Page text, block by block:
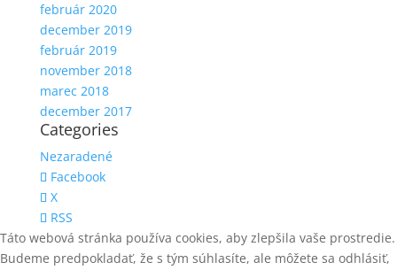
február 2020
december 2019
február 2019
november 2018
marec 2018
december 2017
Categories
Nezaradené
Facebook
X
RSS
Táto webová stránka používa cookies, aby zlepšila vaše prostredie.
Budeme predpokladať, že s tým súhlasíte, ale môžete sa odhlásiť,